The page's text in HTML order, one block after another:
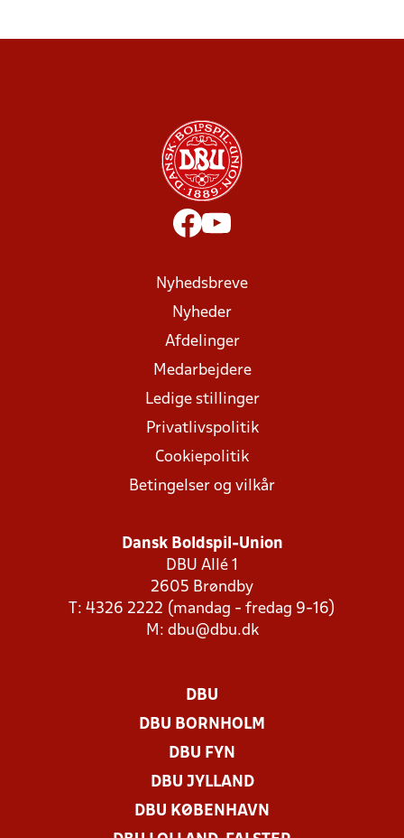
Nyhedsbreve
Nyheder
Afdelinger
Medarbejdere
Ledige stillinger
Privatlivspolitik
Cookiepolitik
Betingelser og vilkår
Dansk Boldspil-Union
DBU Allé 1
2605 Brøndby
T: 4326 2222 (mandag - fredag 9-16)
M: dbu@dbu.dk
DBU
DBU BORNHOLM
DBU FYN
DBU JYLLAND
DBU KØBENHAVN